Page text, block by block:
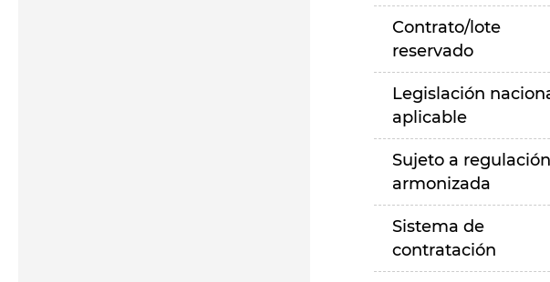
Contrato/lote
reservado
Legislación
aplicable
Sujeto a regulación
armonizada
Sistema de
contratación